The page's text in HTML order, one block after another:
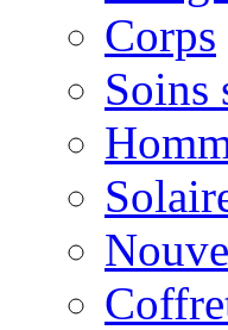
Corps
Soins